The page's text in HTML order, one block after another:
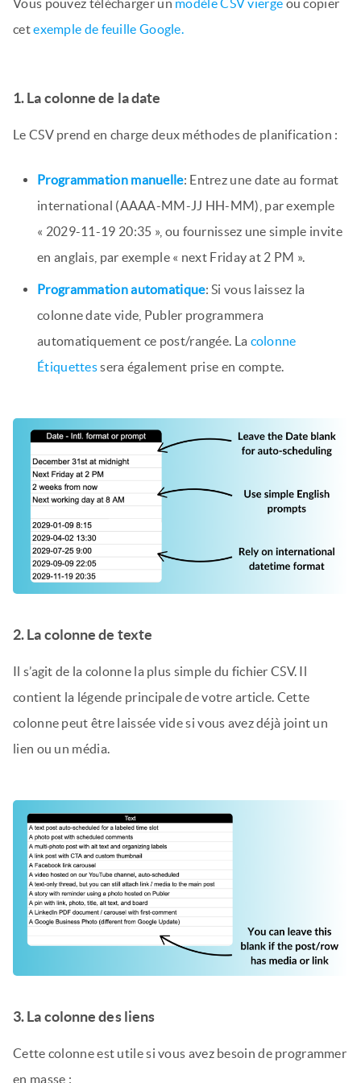
Vous pouvez télécharger un modèle CSV vierge ou copier
cetexemple de feuille Google.
1. La colonne de la date
Le CSV prend en charge deux méthodes de planification :
Programmation manuelle: Entrez une date au format
international (AAAA-MM-JJ HH-MM), par exemple
« 2029-11-19 20:35 », ou fournissez une simple invite
en anglais, par exemple « next Friday at 2 PM ».
Programmation automatique: Si vous laissez la
colonne date vide, Publer programmera
automatiquement ce post/rangée. La colonne
Étiquettessera également prise en compte.
2. La colonne de texte
Il s’agit de la colonne la plus simple du fichier CSV. Il
contient la légende principale de votre article. Cette
colonne peut être laissée vide si vous avez déjà joint un
lien ou un média.
3. La colonne des liens
Cette colonne est utile si vous avez besoin de programmer
en masse :